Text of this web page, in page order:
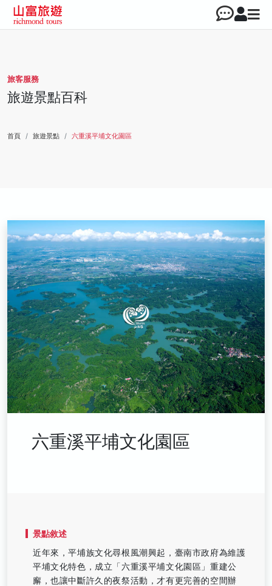
旅客服務
旅遊景點百科
首頁 旅遊景點 六重溪平埔文化園區
六重溪平埔文化園區
景點敘述
近年來，平埔族文化尋根風潮興起，臺南市政府為維護
平埔文化特色，成立「六重溪平埔文化園區」重建公
廨，也讓中斷許久的夜祭活動，才有更完善的空間辦